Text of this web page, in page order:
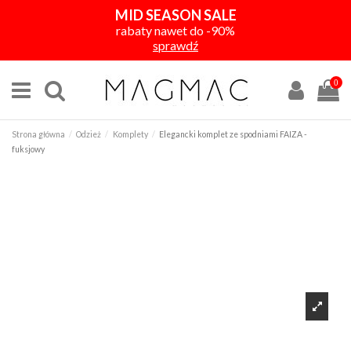
MID SEASON SALE
rabaty nawet do -90%
sprawdź
0
Strona główna Odzież Komplety
Elegancki komplet ze spodniami FAIZA -
fuksjowy